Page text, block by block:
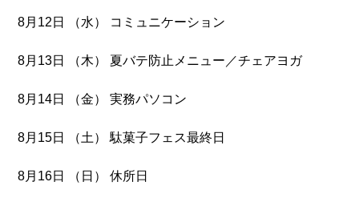
8月12日 （水） コミュニケーション
8月13日 （木） 夏バテ防止メニュー／チェアヨガ
8月14日 （金） 実務パソコン
8月15日 （土） 駄菓子フェス最終日
8月16日 （日） 休所日